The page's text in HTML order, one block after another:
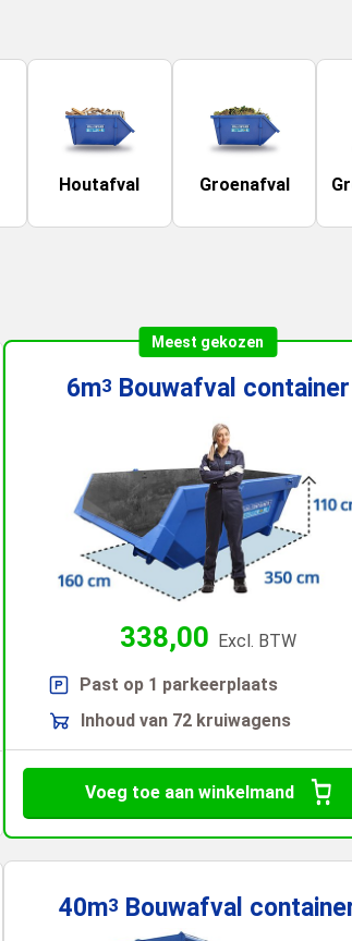
Houtafval Groenafval
Meest gekozen
6m3 Bouwafval container
338,00 Excl. BTW
Past op 1 parkeerplaats
Inhoud van 72 kruiwagens
Voeg toe aan winkelmand
40m3 Bouwafval